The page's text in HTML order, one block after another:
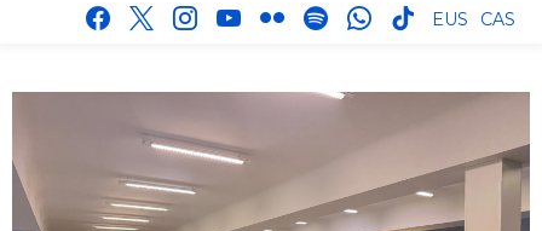
facebook
x instagram
youtube
flickr spotifywhatsapp
tik
EUS CAS